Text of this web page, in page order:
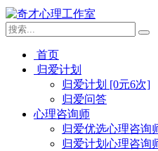
首页
归爱计划
归爱计划 [0元6次]
归爱问答
心理咨询师
归爱优选心理咨询
归爱计划心理咨询